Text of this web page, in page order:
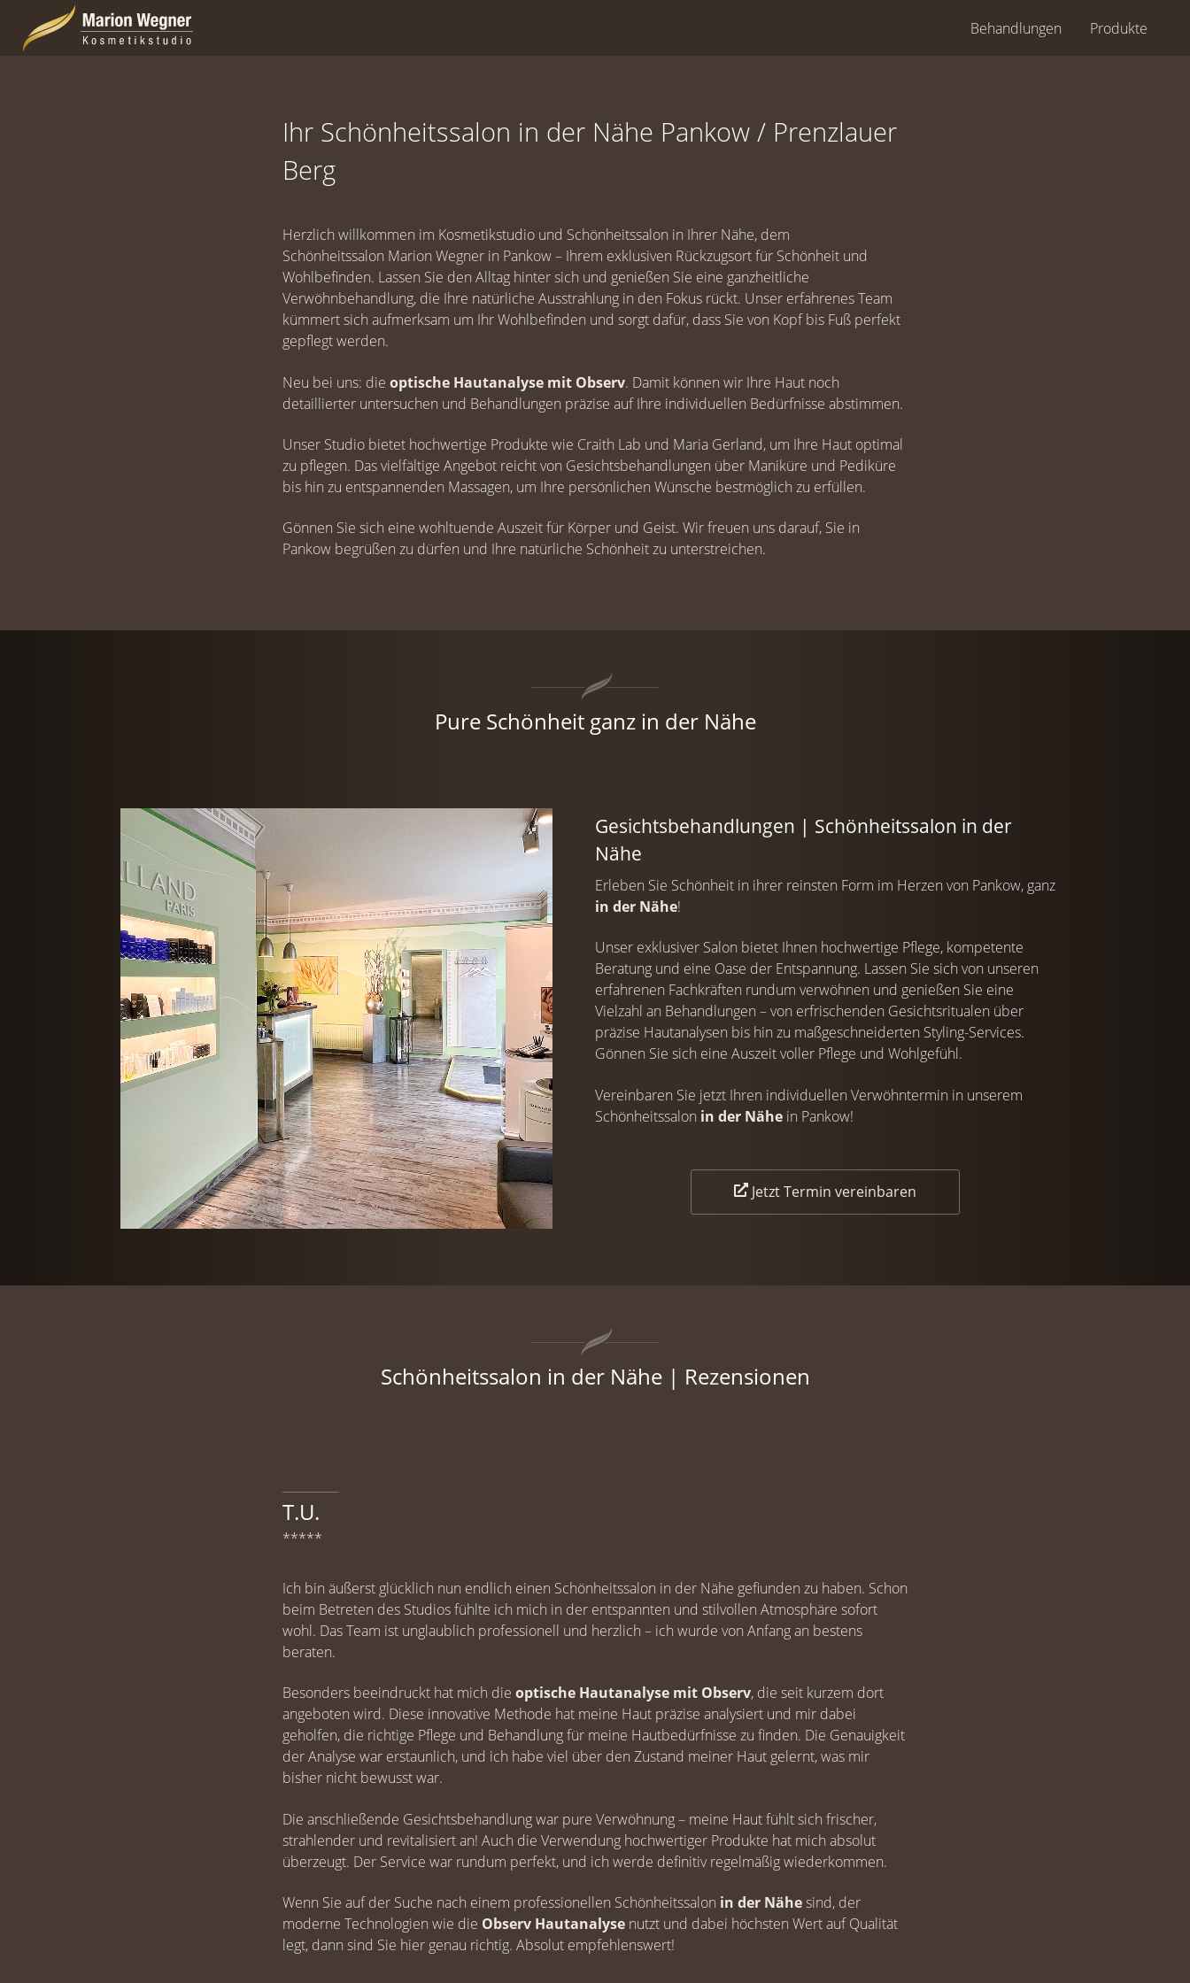
Direkt zur Hauptnavigation springen
Direkt zum Inhalt springen
Behandlungen
Produkte
Ihr Schönheitssalon in der Nähe Pankow / Prenzlauer
Berg
Herzlich willkommen im Kosmetikstudio und Schönheitssalon in Ihrer Nähe, dem
Schönheitssalon Marion Wegner in Pankow – Ihrem exklusiven Rückzugsort für Schönheit und
Wohlbefinden. Lassen Sie den Alltag hinter sich und genießen Sie eine ganzheitliche
Verwöhnbehandlung, die Ihre natürliche Ausstrahlung in den Fokus rückt. Unser erfahrenes Team
kümmert sich aufmerksam um Ihr Wohlbefinden und sorgt dafür, dass Sie von Kopf bis Fuß perfekt
gepflegt werden.
Neu bei uns: die optische Hautanalyse mit Observ. Damit können wir Ihre Haut noch
detaillierter untersuchen und Behandlungen präzise auf Ihre individuellen Bedürfnisse abstimmen.
Unser Studio bietet hochwertige Produkte wie Craith Lab und Maria Gerland, um Ihre Haut optimal
zu pflegen. Das vielfältige Angebot reicht von Gesichtsbehandlungen über Maniküre und Pediküre
bis hin zu entspannenden Massagen, um Ihre persönlichen Wünsche bestmöglich zu erfüllen.
Gönnen Sie sich eine wohltuende Auszeit für Körper und Geist. Wir freuen uns darauf, Sie in
Pankow begrüßen zu dürfen und Ihre natürliche Schönheit zu unterstreichen.
Pure Schönheit ganz in der Nähe
Gesichtsbehandlungen | Schönheitssalon in der
Nähe
Erleben Sie Schönheit in ihrer reinsten Form im Herzen von Pankow, ganz
in der Nähe!
Unser exklusiver Salon bietet Ihnen hochwertige Pflege, kompetente
Beratung und eine Oase der Entspannung. Lassen Sie sich von unseren
erfahrenen Fachkräften rundum verwöhnen und genießen Sie eine
Vielzahl an Behandlungen – von erfrischenden Gesichtsritualen über
präzise Hautanalysen bis hin zu maßgeschneiderten Styling-Services.
Gönnen Sie sich eine Auszeit voller Pflege und Wohlgefühl.
Vereinbaren Sie jetzt Ihren individuellen Verwöhntermin in unserem
Schönheitssalon in der Nähe in Pankow!
Jetzt Termin vereinbaren
Schönheitssalon in der Nähe | Rezensionen
T.U.
*****
Ich bin äußerst glücklich nun endlich einen Schönheitssalon in der Nähe gefiunden zu haben. Schon
beim Betreten des Studios fühlte ich mich in der entspannten und stilvollen Atmosphäre sofort
wohl. Das Team ist unglaublich professionell und herzlich – ich wurde von Anfang an bestens
beraten.
Besonders beeindruckt hat mich die optische Hautanalyse mit Observ, die seit kurzem dort
angeboten wird. Diese innovative Methode hat meine Haut präzise analysiert und mir dabei
geholfen, die richtige Pflege und Behandlung für meine Hautbedürfnisse zu finden. Die Genauigkeit
der Analyse war erstaunlich, und ich habe viel über den Zustand meiner Haut gelernt, was mir
bisher nicht bewusst war.
Die anschließende Gesichtsbehandlung war pure Verwöhnung – meine Haut fühlt sich frischer,
strahlender und revitalisiert an! Auch die Verwendung hochwertiger Produkte hat mich absolut
überzeugt. Der Service war rundum perfekt, und ich werde definitiv regelmäßig wiederkommen.
Wenn Sie auf der Suche nach einem professionellen Schönheitssalon in der Nähesind, der
moderne Technologien wie die Observ Hautanalyse nutzt und dabei höchsten Wert auf Qualität
legt, dann sind Sie hier genau richtig. Absolut empfehlenswert!